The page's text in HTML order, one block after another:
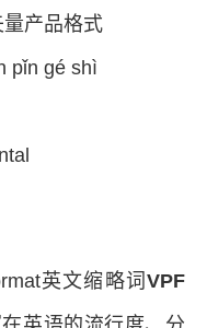
产品格式
pǐn gé shì
英文缩略词 VPF